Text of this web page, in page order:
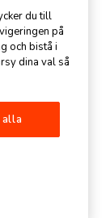
du till
på
och bistå i
dina val så